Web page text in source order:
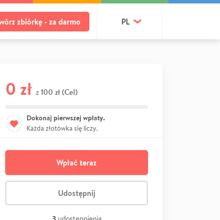
zbiórkę - za darmo PL
0 zł z 100 zł (Cel)
Dokonaj pierwszej wpłaty.
Każda złotówka się liczy.
Wpłać teraz
Udostępnij